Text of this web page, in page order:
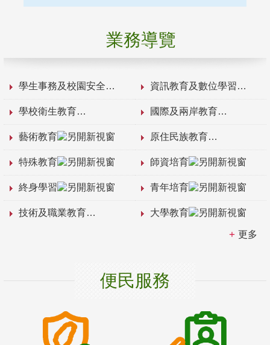
業務導覽
學生事務及校園安全 資訊教育及數位學習
學校衛生教育 國際及兩岸教育
藝術教育 原住民族教育
特殊教育 師資培育
終身學習 青年培育
技術及職業教育 大學教育
更多
便民服務